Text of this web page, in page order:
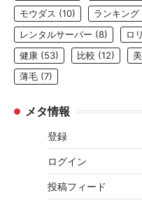
モウダス (10) ランキング
レンタルサーバー (8) ロ
健康 (53) 比較 (12)
薄毛 (7)
メタ情報
登録
ログイン
投稿フィード